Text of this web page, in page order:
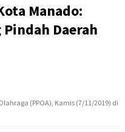
Manado:
Daerah
(PPOA), Kamis (7/11/2019) di